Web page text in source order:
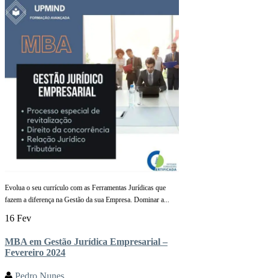
Evolua o seu currículo com as Ferramentas Jurídicas que
fazem a diferença na Gestão da sua Empresa. Dominar a...
16 Fev
MBA em Gestão Jurídica Empresarial –
Fevereiro 2024